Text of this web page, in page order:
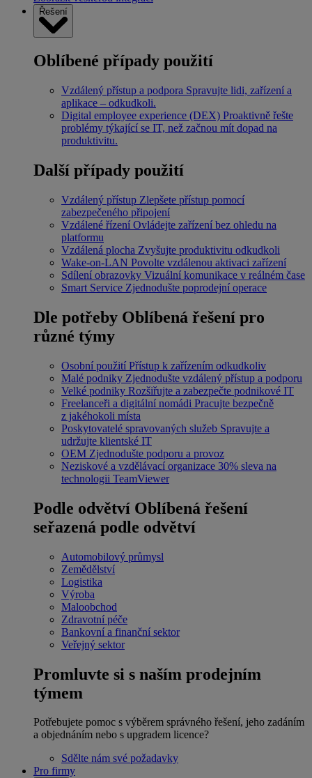
Řešení
Oblíbené případy použití
Vzdálený přístup a podpora Spravujte lidi, zařízení a
aplikace – odkudkoli.
Digital employee experience (DEX) Proaktivně řešte
problémy týkající se IT, než začnou mít dopad na
produktivitu.
Další případy použití
Vzdálený přístup Zlepšete přístup pomocí
zabezpečeného připojení
Vzdálené řízení Ovládejte zařízení bez ohledu na
platformu
Vzdálená plocha Zvyšujte produktivitu odkudkoli
Wake-on-LAN Povolte vzdálenou aktivaci zařízení
Sdílení obrazovky Vizuální komunikace v reálném čase
Smart Service Zjednodušte poprodejní operace
Dle potřeby Oblíbená řešení pro
různé týmy
Osobní použití Přístup k zařízením odkudkoliv
Malé podniky Zjednodušte vzdálený přístup a podporu
Velké podniky Rozšiřujte a zabezpečte podnikové IT
Freelanceři a digitální nomádi Pracujte bezpečně
z jakéhokoli místa
Poskytovatelé spravovaných služeb Spravujte a
udržujte klientské IT
OEM Zjednodušte podporu a provoz
Neziskové a vzdělávací organizace 30% sleva na
technologii TeamViewer
Podle odvětví Oblíbená řešení
seřazená podle odvětví
Automobilový průmysl
Zemědělství
Logistika
Výroba
Maloobchod
Zdravotní péče
Bankovní a finanční sektor
Veřejný sektor
Promluvte si s naším prodejním
týmem
Potřebujete pomoc s výběrem správného řešení, jeho zadáním
a objednáním nebo s upgradem licence?
Sdělte nám své požadavky
Pro firmy